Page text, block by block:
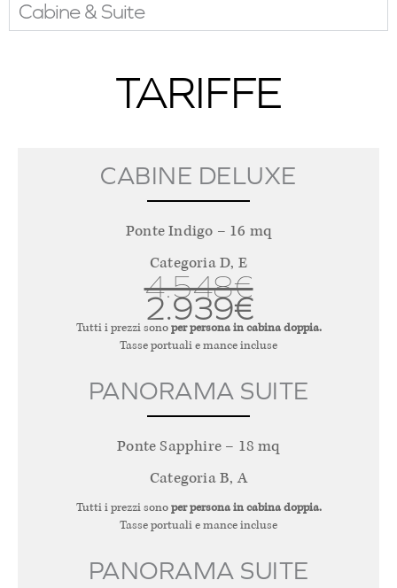
Cabine & Suite
TARIFFE
CABINE DELUXE
Ponte Indigo – 16 mq
Categoria D, E
4.548€
2.939€
Tutti i prezzi sonoper persona in cabina doppia.
Tasse portuali e mance incluse
PANORAMA SUITE
Ponte Sapphire – 18 mq
Categoria B, A
Tutti i prezzi sonoper persona in cabina doppia.
Tasse portuali e mance incluse
PANORAMA SUITE